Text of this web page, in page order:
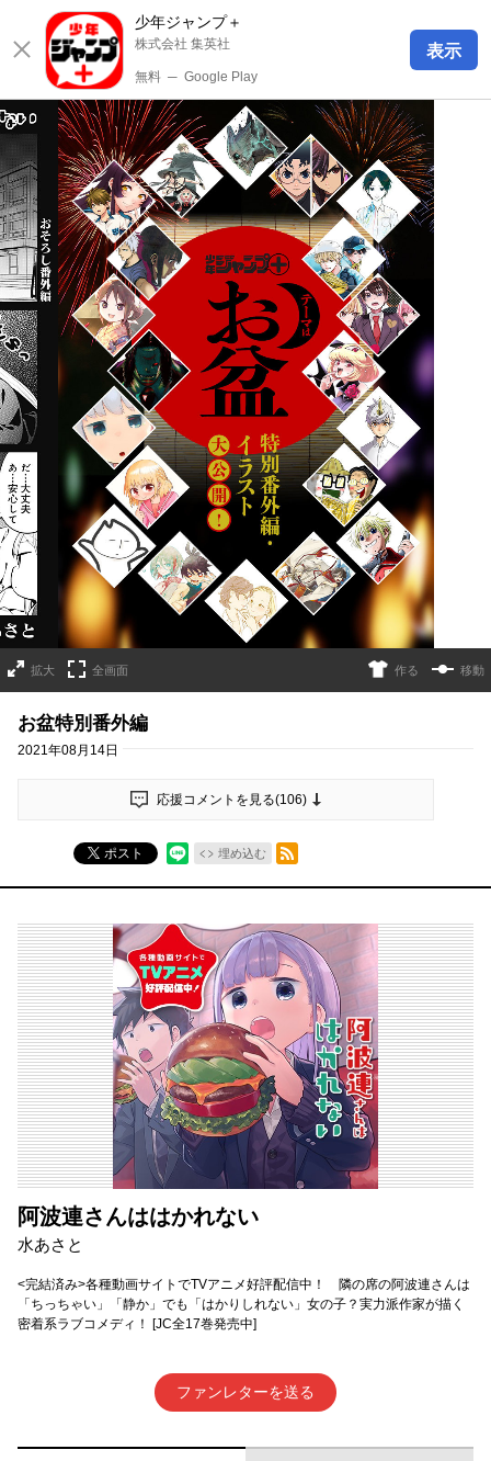
少年ジャンプ＋
株式会社 集英社
無料 ─ Google Play
表示
拡大 全画面 作る 移動
お盆特別番外編
2021年08月14日
応援コメントを見る(106)
ポスト 埋め込む
RSSフィード
阿波連さんははかれない
水あさと
<完結済み>各種動画サイトでTVアニメ好評配信中！ 隣の席の阿波連さんは
「ちっちゃい」「静か」でも「はかりしれない」女の子？実力派作家が描く
密着系ラブコメディ！ [JC全17巻発売中]
ファンレターを送る